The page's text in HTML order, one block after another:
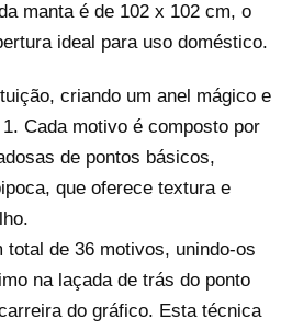
manta é de 102 x 102 cm, o
ideal para uso doméstico.
criando um anel mágico e
Cada motivo é composto por
de pontos básicos,
que oferece textura e
total de 36 motivos, unindo-os
na laçada de trás do ponto
do gráfico. Esta técnica